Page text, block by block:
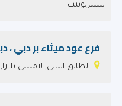
سنتربوينت
فرع عود ميثاء بر دبي ،
الطابق الثانى, لامسى بلازا,